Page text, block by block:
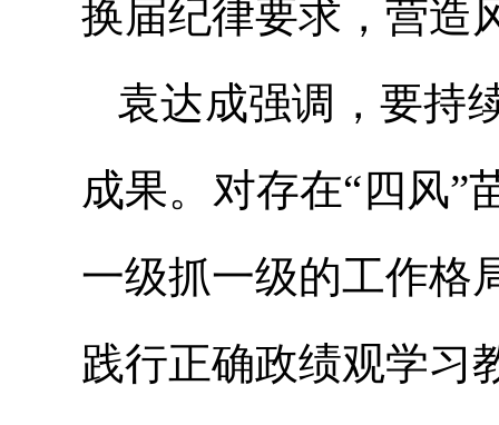
换届纪律要求，营造
袁达成强调，要持
成果。对存在“四风”
一级抓一级的工作格
践行正确政绩观学习